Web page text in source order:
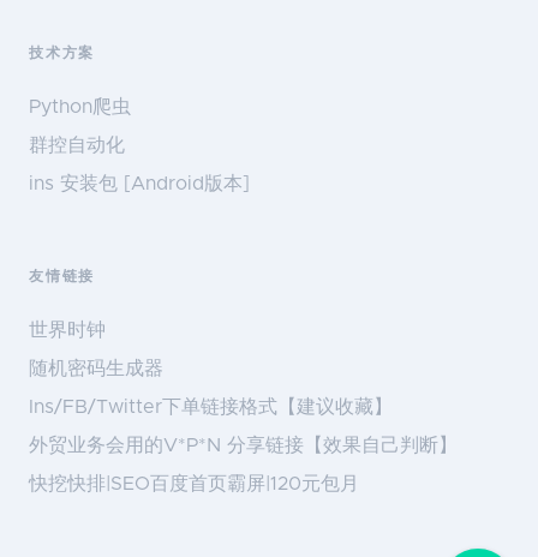
技术方案
Python爬虫
群控自动化
ins 安装包 [Android版本]
友情链接
世界时钟
随机密码生成器
Ins/FB/Twitter下单链接格式【建议收藏】
外贸业务会用的V*P*N 分享链接【效果自己判断】
快挖快排|SEO百度首页霸屏|120元包月